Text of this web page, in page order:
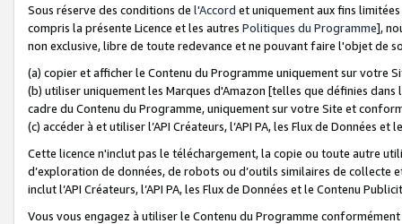
Sous réserve des conditions de l'Accord et uniquement aux fins
compris la présente Licence et les autres Politiques du Programme],
non exclusive, libre de toute redevance et ne pouvant faire l'objet de
(a) copier et afficher le Contenu du Programme uniquement sur votre
(b) utiliser uniquement les Marques d'Amazon [telles que définies dans
cadre du Contenu du Programme, uniquement sur votre Site et
(c) accéder à et utiliser l’API Créateurs, l’API PA, les Flux de Données
Cette licence n'inclut pas le téléchargement, la copie ou toute autre
d’exploration de données, de robots ou d’outils similaires de
inclut l’API Créateurs, l’API PA, les Flux de Données et le Contenu
Vous vous engagez à utiliser le Contenu du Programme